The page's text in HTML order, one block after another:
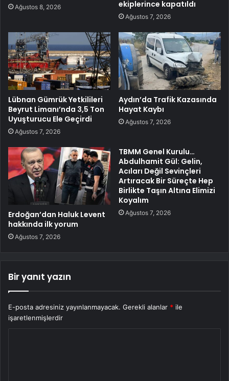
Ağustos 8, 2026
ekiplerince kapatıldı
Ağustos 7, 2026
Lübnan Gümrük Yetkilileri
Beyrut Limanı’nda 3,5 Ton
Uyuşturucu Ele Geçirdi
Ağustos 7, 2026
Aydın’da Trafik Kazasında
Hayat Kaybı
Ağustos 7, 2026
Erdoğan’dan Haluk Levent
hakkında ilk yorum
Ağustos 7, 2026
TBMM Genel Kurulu…
Abdulhamit Gül: Gelin,
Acıları Değil Sevinçleri
Artıracak Bir Süreçte Hep
Birlikte Taşın Altına Elimizi
Koyalım
Ağustos 7, 2026
Bir yanıt yazın
E-posta adresiniz yayınlanmayacak. Gerekli alanlar * ile
işaretlenmişlerdir